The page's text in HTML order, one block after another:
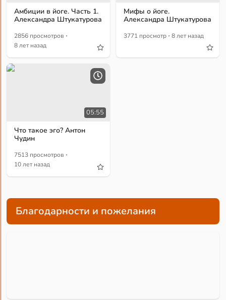
Амбиции в йоге. Часть 1.
Александра Штукатурова
2856 просмотров ·
8 лет назад
Мифы о йоге.
Александра Штукатурова
3771 просмотр · 8 лет назад
05:55
Что такое эго? Антон
Чудин
7513 просмотров ·
10 лет назад
Благодарности и пожелания